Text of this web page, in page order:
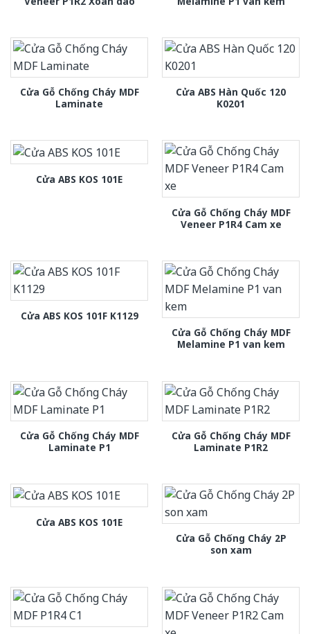
Cửa Gỗ Chống Cháy MDF
Laminate
Cửa ABS Hàn Quốc 120
K0201
Cửa ABS KOS 101E
Cửa Gỗ Chống Cháy MDF
Veneer P1R4 Cam xe
Cửa ABS KOS 101F K1129
Cửa Gỗ Chống Cháy MDF
Melamine P1 van kem
Cửa Gỗ Chống Cháy MDF
Laminate P1
Cửa Gỗ Chống Cháy MDF
Laminate P1R2
Cửa ABS KOS 101E
Cửa Gỗ Chống Cháy 2P
son xam